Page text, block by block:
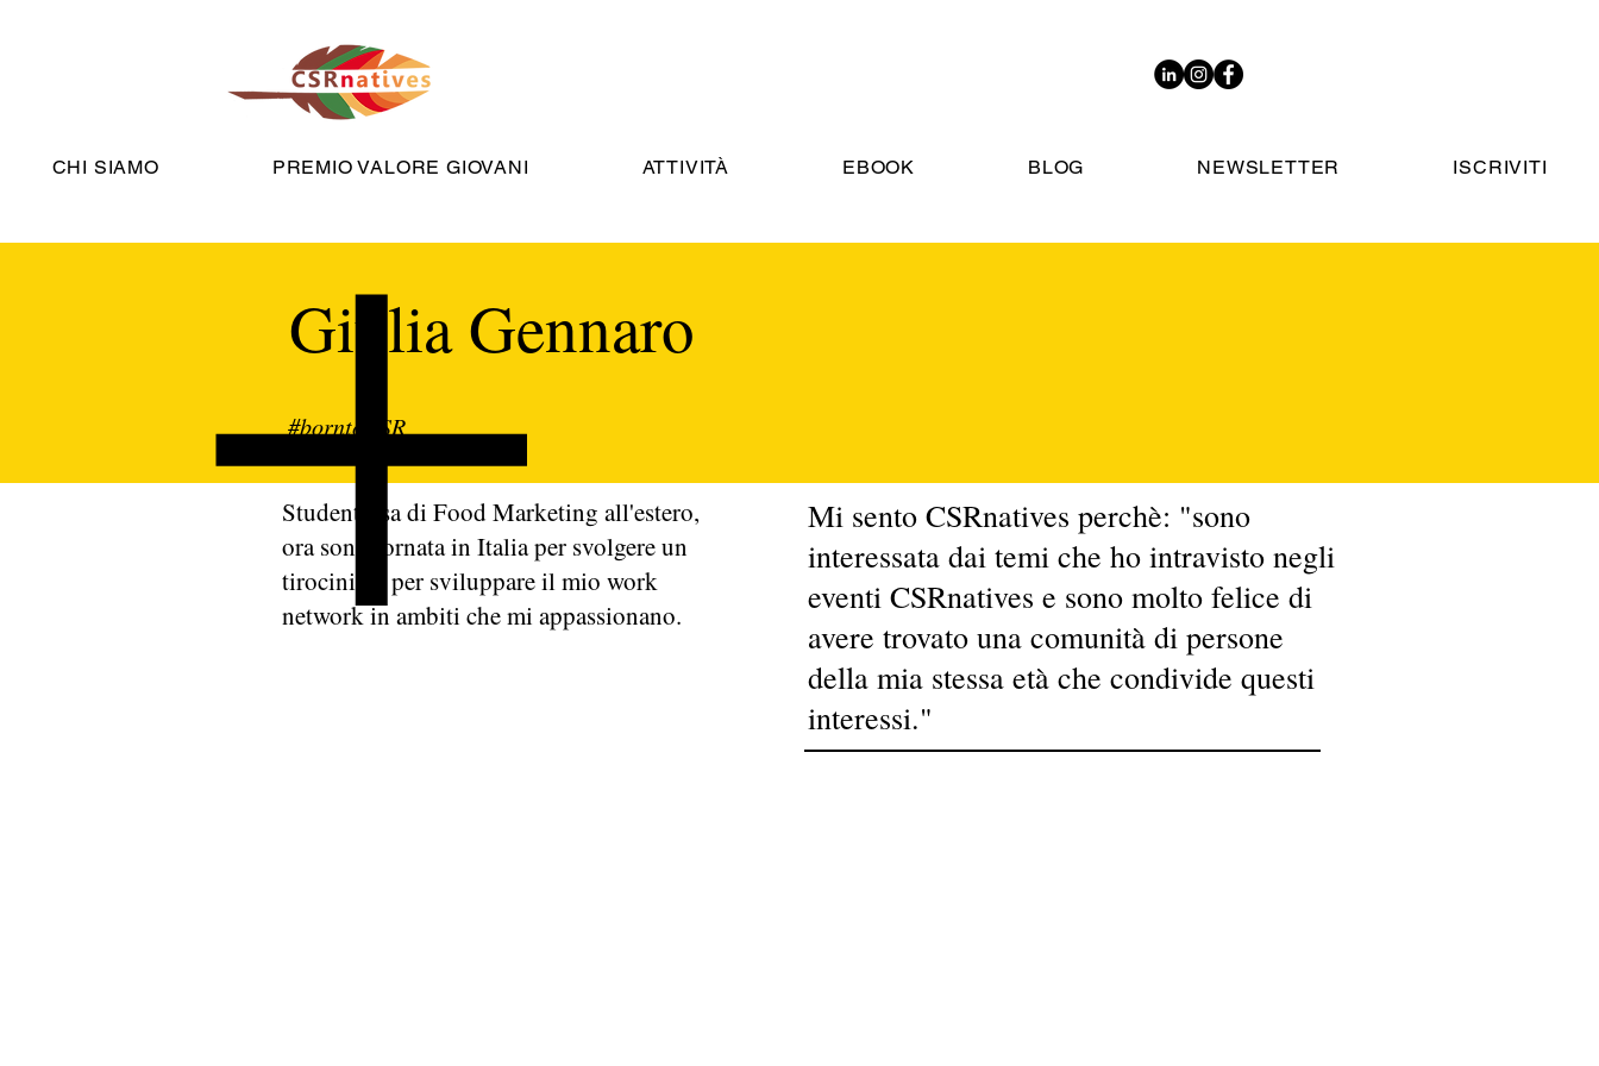
CHI SIAMO PREMIO VALORE GIOVANI ATTIVITÀ EBOOK BLOG NEWSLETTER ISCRIVITI
Giulia Gennaro
#borntoCSR
Studentessa di Food Marketing all'estero,
ora sono tornata in Italia per svolgere un
tirocinio e per sviluppare il mio work
network in ambiti che mi appassionano.
Mi sento CSRnatives perchè: "sono
interessata dai temi che ho intravisto negli
eventi CSRnatives e sono molto felice di
avere trovato una comunità di persone
della mia stessa età che condivide questi
interessi."